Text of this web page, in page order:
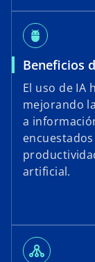
adb
Beneficios
El uso de IA
mejorando
a
artificial.
tenancy